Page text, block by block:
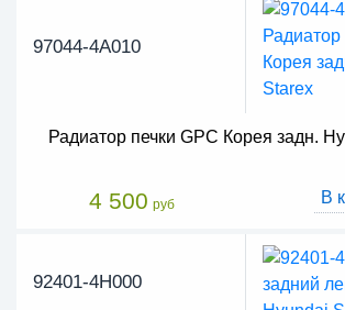
97044-4A010
Радиатор печки GPC Корея задн.
4 500 руб В
92401-4H000